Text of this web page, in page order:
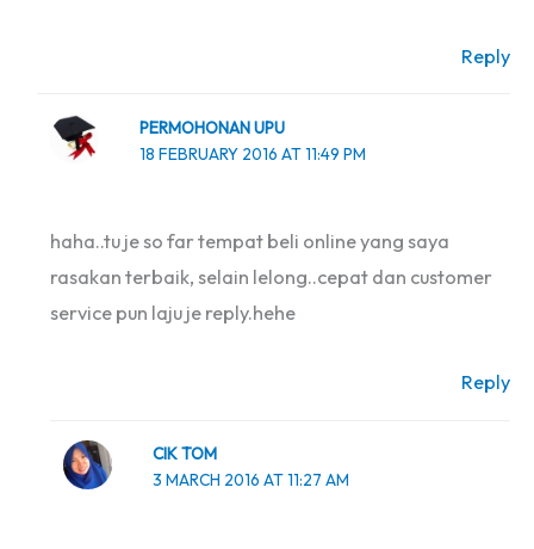
Reply
PERMOHONAN UPU
18 FEBRUARY 2016 AT 11:49 PM
haha..tu je so far tempat beli online yang saya
rasakan terbaik, selain lelong..cepat dan customer
service pun laju je reply.hehe
Reply
CIK TOM
3 MARCH 2016 AT 11:27 AM